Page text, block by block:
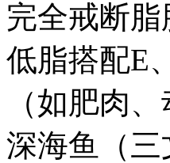
完全戒断
低脂搭配E
（如肥肉
深海鱼（